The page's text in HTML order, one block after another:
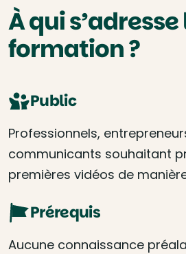
À qui s’adresse
formation ?
Public
Professionnels,
communicants souhaitant
premières vidéos de
Prérequis
Aucune connaissance